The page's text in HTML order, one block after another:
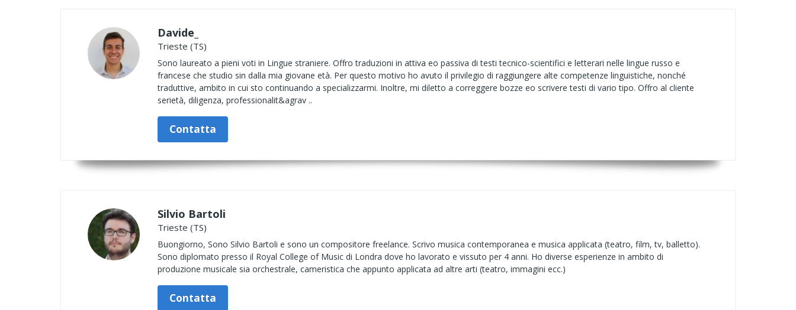
Davide_
Trieste (TS)
Sono laureato a pieni voti in Lingue straniere. Offro traduzioni in attiva eo passiva di testi tecnico-scientifici e letterari nelle lingue russo e
francese che studio sin dalla mia giovane età. Per questo motivo ho avuto il privilegio di raggiungere alte competenze linguistiche, nonché
traduttive, ambito in cui sto continuando a specializzarmi. Inoltre, mi diletto a correggere bozze eo scrivere testi di vario tipo. Offro al cliente
serietà, diligenza, professionalit&agrav ..
Contatta
Silvio Bartoli
Trieste (TS)
Buongiorno, Sono Silvio Bartoli e sono un compositore freelance. Scrivo musica contemporanea e musica applicata (teatro, film, tv, balletto).
Sono diplomato presso il Royal College of Music di Londra dove ho lavorato e vissuto per 4 anni. Ho diverse esperienze in ambito di
produzione musicale sia orchestrale, cameristica che appunto applicata ad altre arti (teatro, immagini ecc.)
Contatta